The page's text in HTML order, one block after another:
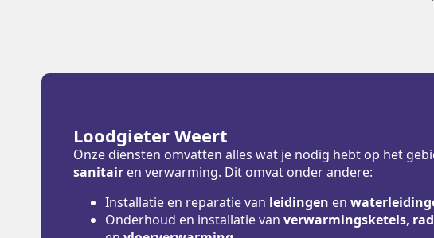
Loodgieter Weert
Onze diensten omvatten alles wat je nodig hebt op het
sanitair en verwarming. Dit omvat onder andere:
Installatie en reparatie van leidingen en
Onderhoud en installatie van verwarmingsketels,